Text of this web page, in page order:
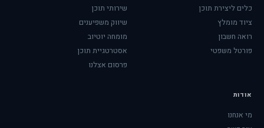
כלים ליצירת תוכן
ציוד מומלץ
רואה חשבון
פורטל משפטי
שירותי תוכן
שיווק משפיענים
מומחה יוטיוב
אסטרטגיית תוכן
פרסום אצלנו
אודות
מי אנחנו